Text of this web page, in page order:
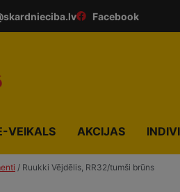
Facebook
VEIKALS AKCIJAS
/ Ruukki Vējdēlis, RR32/tumši brūns